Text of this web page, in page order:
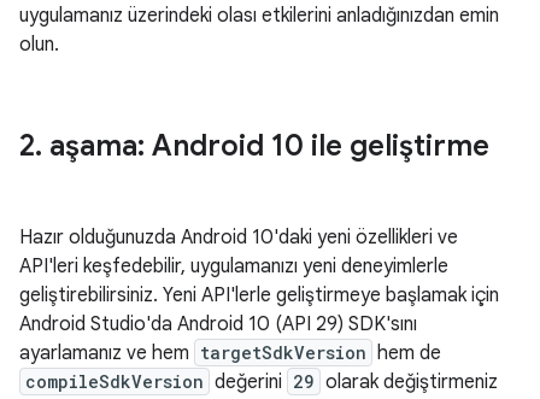
uygulamanız üzerindeki olası etkilerini anladığınızdan emin
olun.
2. aşama: Android 10 ile geliştirme
Hazır olduğunuzda Android 10'daki yeni özellikleri ve
API'leri keşfedebilir, uygulamanızı yeni deneyimlerle
geliştirebilirsiniz. Yeni API'lerle geliştirmeye başlamak için
Android Studio'da Android 10 (API 29) SDK'sını
ayarlamanız ve hem targetSdkVersion hem de
compileSdkVersion değerini 29 olarak değiştirmeniz